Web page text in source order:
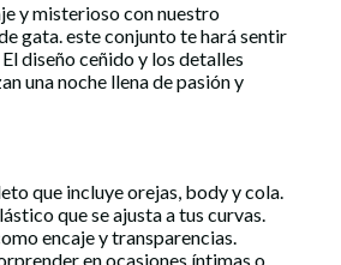
y misterioso con nuestro
gata. este conjunto te hará sentir
diseño ceñido y los detalles
una noche llena de pasión y
que incluye orejas, body y cola.
que se ajusta a tus curvas.
encaje y transparencias.
en ocasiones íntimas o